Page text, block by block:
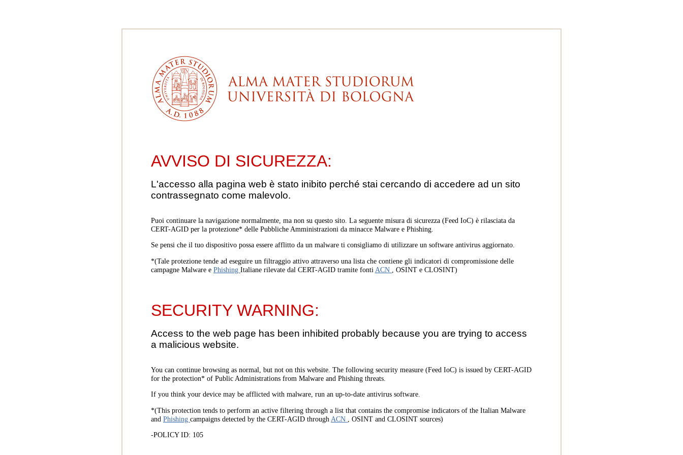
AVVISO DI SICUREZZA:
L'accesso alla pagina web è stato inibito perché stai cercando di accedere ad un sito
contrassegnato come malevolo.
Puoi continuare la navigazione normalmente, ma non su questo sito. La seguente misura di sicurezza (Feed IoC) è rilasciata da
CERT-AGID per la protezione* delle Pubbliche Amministrazioni da minacce Malware e Phishing.
Se pensi che il tuo dispositivo possa essere afflitto da un malware ti consigliamo di utilizzare un software antivirus aggiornato.
*(Tale protezione tende ad eseguire un filtraggio attivo attraverso una lista che contiene gli indicatori di compromissione delle
campagne Malware e Phishing Italiane rilevate dal CERT-AGID tramite fonti ACN , OSINT e CLOSINT)
SECURITY WARNING:
Access to the web page has been inhibited probably because you are trying to access
a malicious website.
You can continue browsing as normal, but not on this website. The following security measure (Feed IoC) is issued by CERT-AGID
for the protection* of Public Administrations from Malware and Phishing threats.
If you think your device may be afflicted with malware, run an up-to-date antivirus software.
*(This protection tends to perform an active filtering through a list that contains the compromise indicators of the Italian Malware
and Phishing campaigns detected by the CERT-AGID through ACN
, OSINT and CLOSINT sources)
-POLICY ID: 105